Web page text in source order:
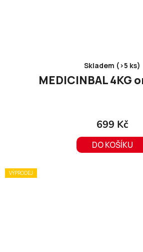
Skladem (>5 ks)
MEDICINBAL 4KG
699 Kč
DO KOŠÍKU
VÝPRODEJ